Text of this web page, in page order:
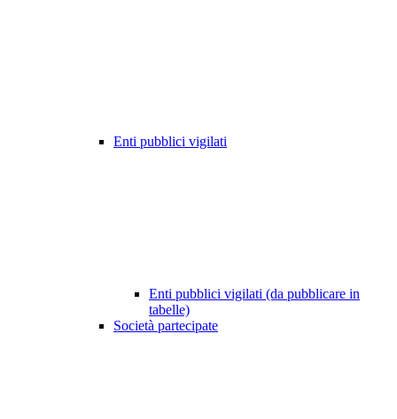
Enti pubblici vigilati
Enti pubblici vigilati (da pubblicare in
tabelle)
Società partecipate